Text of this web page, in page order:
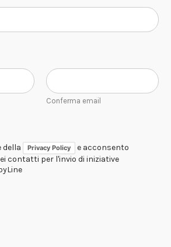
Conferma email
della
Privacy Policy
e acconsento
contatti per l'invio di iniziative